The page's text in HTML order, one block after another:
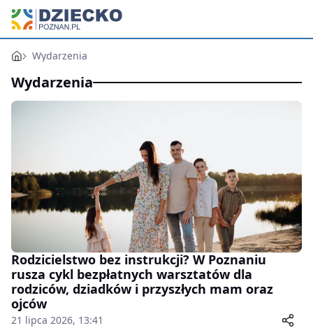
Wydarzenia
Wydarzenia
Rodzicielstwo bez instrukcji? W Poznaniu
rusza cykl bezpłatnych warsztatów dla
rodziców, dziadków i przyszłych mam oraz
ojców
21 lipca 2026, 13:41